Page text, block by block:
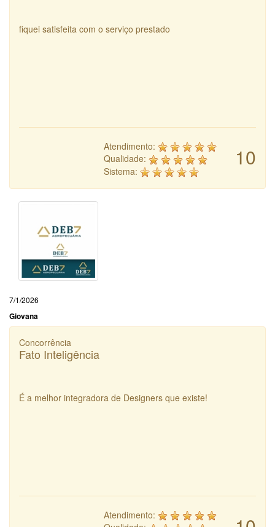
fiquei satisfeita com o serviço prestado
10
Atendimento:
Qualidade:
Sistema:
7/1/2026
Giovana
Concorrência
Fato Inteligência
É a melhor integradora de Designers que existe!
Atendimento: